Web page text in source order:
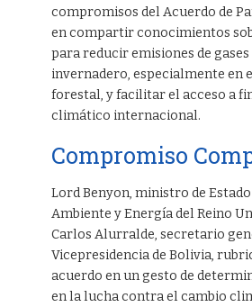
compromisos del Acuerdo de
en compartir conocimientos
para reducir emisiones de gases
invernadero, especialmente en
forestal, y facilitar el acceso a
climático internacional.
Compromiso
Lord Benyon, ministro de
Ambiente y Energía del Reino
Carlos Alurralde, secretario
Vicepresidencia de Bolivia,
acuerdo en un gesto de
en la lucha contra el cambio